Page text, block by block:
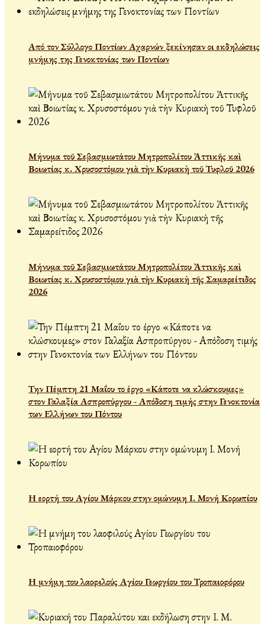
Από τον Σύλλογο Ποντίων Αχαρνών ξεκίνησαν οι εκδηλώσεις
μνήμης της Γενοκτονίας των Ποντίων
Μήνυμα τοῦ Σεβασμιωτάτου Μητροπολίτου Ἀττικῆς καὶ
Βοιωτίας κ. Χρυσοστόμου γιὰ τὴν Κυριακὴ τοῦ Τυφλοῦ 2026
Μήνυμα τοῦ Σεβασμιωτάτου Μητροπολίτου Ἀττικῆς καὶ
Βοιωτίας κ. Χρυσοστόμου γιὰ τὴν Κυριακὴ τῆς Σαμαρείτιδος
2026
Την Πέμπτη 21 Μαΐου το έργο «Κάποτε να κλώσκουμες»
στον Γαλαξία Ασπροπύργου - Απόδοση τιμής στην Γενοκτονία
των Ελλήνων του Πόντου
Η εορτή του Αγίου Μάρκου στην ομώνυμη Ι. Μονή Κορωπίου
Η μνήμη του λαοφιλούς Αγίου Γεωργίου του Τροπαιοφόρου